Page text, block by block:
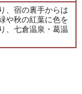
、宿の裏手からは
や秋の紅葉に色を
、七倉温泉・葛温